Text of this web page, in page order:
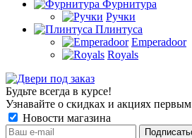
Фурнитура
Ручки
Плинтуса
Emperadoor
Royals
Будьте всегда в курсе!
Узнавайте о скидках и акциях первым
Новости магазина